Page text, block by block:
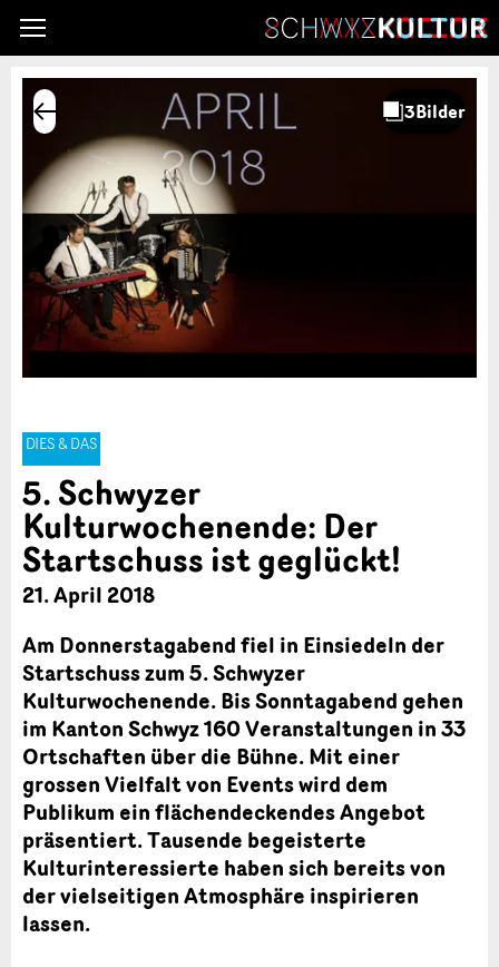
DIES & DAS
5. Schwyzer
Kulturwochenende: Der
Startschuss ist geglückt!
21. April 2018
Am Donnerstagabend fiel in Einsiedeln der
Startschuss zum 5. Schwyzer
Kulturwochenende. Bis Sonntagabend gehen
im Kanton Schwyz 160 Veranstaltungen in 33
Ortschaften über die Bühne. Mit einer
grossen Vielfalt von Events wird dem
Publikum ein flächendeckendes Angebot
präsentiert. Tausende begeisterte
Kulturinteressierte haben sich bereits von
der vielseitigen Atmosphäre inspirieren
lassen.